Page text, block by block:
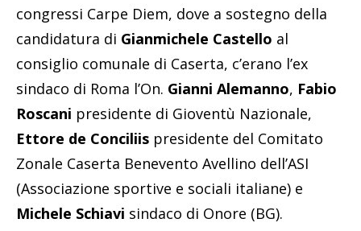
congressi Carpe Diem, dove a sostegno della
candidatura di Gianmichele Castello al
consiglio comunale di Caserta, c’erano l’ex
sindaco di Roma l’On. Gianni Alemanno, Fabio
Roscani presidente di Gioventù Nazionale,
Ettore de Conciliis presidente del Comitato
Zonale Caserta Benevento Avellino dell’ASI
(Associazione sportive e sociali italiane) e
Michele Schiavi sindaco di Onore (BG).